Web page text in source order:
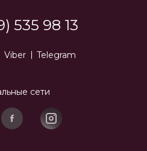
535 98 13
Viber Telegram
сети